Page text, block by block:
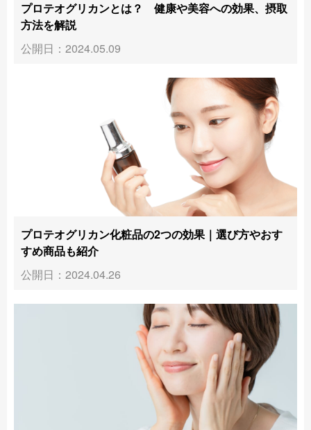
プロテオグリカンとは？ 健康や美容への効果、摂取
方法を解説
公開日：2024.05.09
プロテオグリカン化粧品の2つの効果｜選び方やおす
すめ商品も紹介
公開日：2024.04.26